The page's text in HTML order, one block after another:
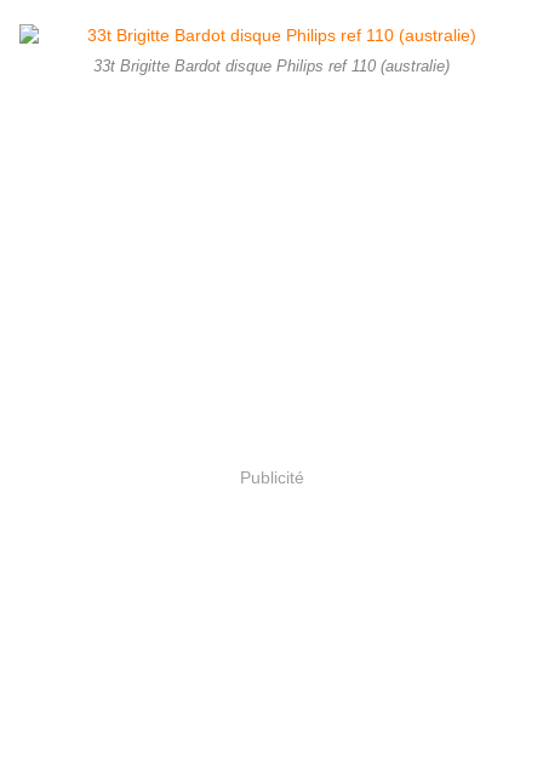
33t Brigitte Bardot disque Philips ref 110 (australie)
Publicité